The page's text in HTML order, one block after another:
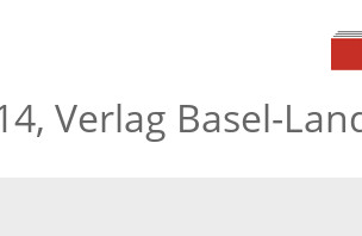
Verlag Basel-